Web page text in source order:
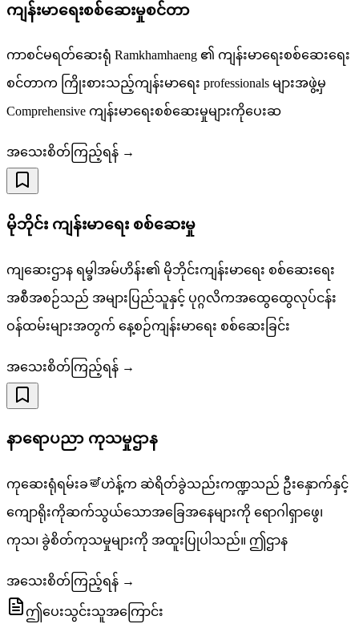
ကျန်းမာရေးစစ်ဆေးမှုစင်တာ
ကာစင်မရတ်ဆေးရုံ Ramkhamhaeng ၏ ကျန်းမာရေးစစ်ဆေးရေး
စင်တာက ကြိုးစားသည့်ကျန်းမာရေး professionals များအဖွဲ့မှ
Comprehensive ကျန်းမာရေးစစ်ဆေးမှုများကိုပေးဆ
အသေးစိတ်ကြည့်ရန် →
မိုဘိုင်း ကျန်းမာရေး စစ်ဆေးမှု
ကျဆေးဌာန ရမ္ခါအမ်ဟိန်း၏ မိုဘိုင်းကျန်းမာရေး စစ်ဆေးရေး
အစီအစဉ်သည် အများပြည်သူနှင့် ပုဂ္ဂလိကအထွေထွေလုပ်ငန်း
ဝန်ထမ်းများအတွက် နေ့စဉ်ကျန်းမာရေး စစ်ဆေးခြင်း
အသေးစိတ်ကြည့်ရန် →
နာရောပညာ ကုသမှုဌာန
ကုဆေးရုံရမ်းခම්ဟဲန့်က ဆဲရိတ်ခွဲသည်းကဏ္ဍသည် ဦးနှောက်နှင့်
ကျောရိုးကိုဆက်သွယ်သောအခြေအနေများကို ရောဂါရှာဖွေ၊
ကုသ၊ ခွဲစိတ်ကုသမှုများကို အထူးပြုပါသည်။ ဤဌာန
အသေးစိတ်ကြည့်ရန် →
ဤပေးသွင်းသူအကြောင်း